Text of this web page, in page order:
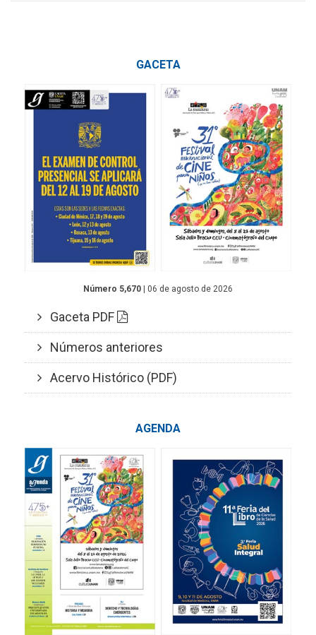
GACETA
Número 5,670 | 06 de agosto de 2026
Gaceta PDF
Números anteriores
Acervo Histórico (PDF)
AGENDA